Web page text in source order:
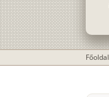
Főoldal